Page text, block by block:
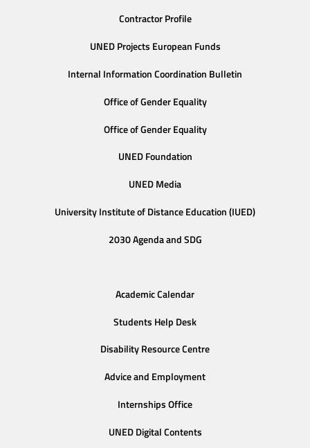
Contractor Profile
UNED Projects European Funds
Internal Information Coordination Bulletin
Office of Gender Equality
Office of Gender Equality
UNED Foundation
UNED Media
University Institute of Distance Education (IUED)
2030 Agenda and SDG
Academic Calendar
Students Help Desk
Disability Resource Centre
Advice and Employment
Internships Office
UNED Digital Contents